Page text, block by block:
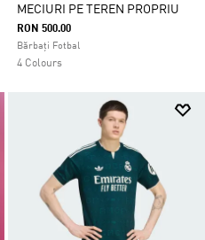
MECIURI PE TEREN PROPRIU
RON 500.00
Bărbați Fotbal
4 Colours